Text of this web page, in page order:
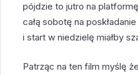
pójdzie to jutro na
całą sobotę na
i start w niedzielę miałby
Patrząc na ten film myślę